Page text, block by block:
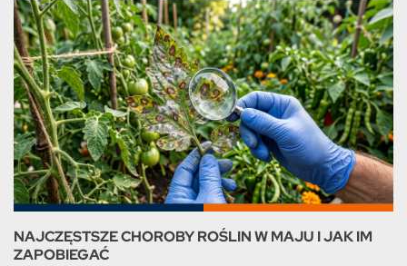
NAJCZĘSTSZE CHOROBY ROŚLIN W MAJU I JAK IM
ZAPOBIEGAĆ